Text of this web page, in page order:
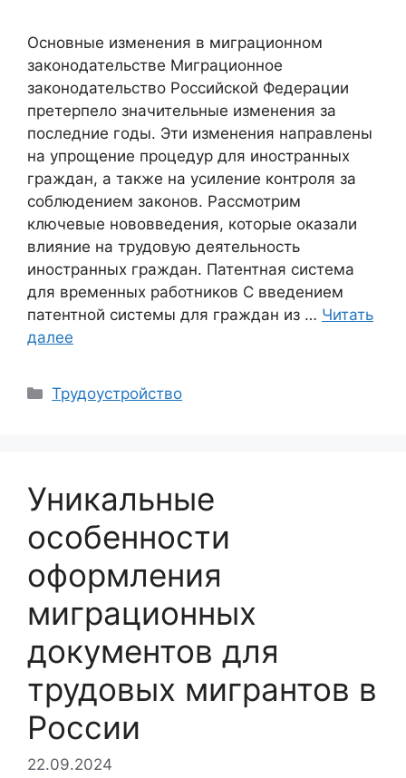
Основные изменения в миграционном
законодательстве Миграционное
законодательство Российской Федерации
претерпело значительные изменения за
последние годы. Эти изменения направлены
на упрощение процедур для иностранных
граждан, а также на усиление контроля за
соблюдением законов. Рассмотрим
ключевые нововведения, которые оказали
влияние на трудовую деятельность
иностранных граждан. Патентная система
для временных работников С введением
патентной системы для граждан из … Читать
далее
Рубрики
Трудоустройство
Уникальные
особенности
оформления
миграционных
документов для
трудовых мигрантов в
России
22.09.2024